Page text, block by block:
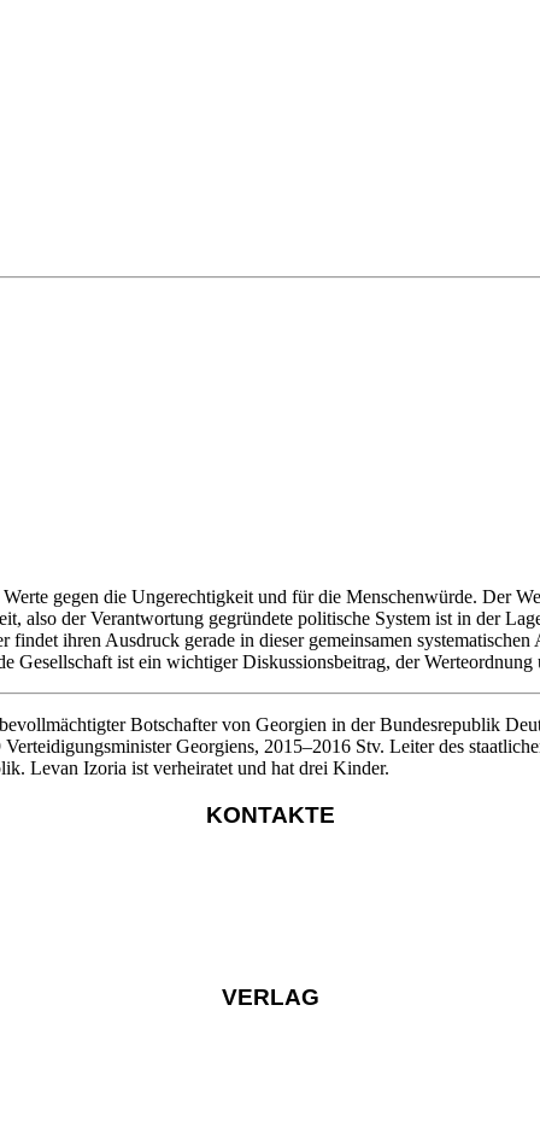
gegen die Ungerechtigkeit und für die Menschenwürde. Der
also der Verantwortung gegründete politische System ist in der
ihren Ausdruck gerade in dieser gemeinsamen
Gesellschaft ist ein wichtiger Diskussionsbeitrag, der
Botschafter von Georgien in der Bundesrepublik
Georgiens, 2015–2016 Stv. Leiter des
Levan Izoria ist verheiratet und hat drei Kinder.
KONTAKTE
VERLAG